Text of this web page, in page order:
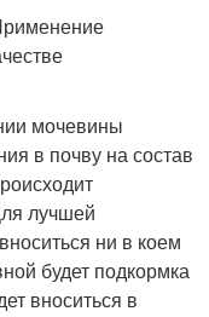
мочевины
в почву на состав
лучшей
ни в коем
будет подкормка
вноситься в